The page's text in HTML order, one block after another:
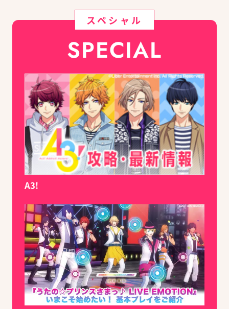
スペシャル
SPECIAL
A3!